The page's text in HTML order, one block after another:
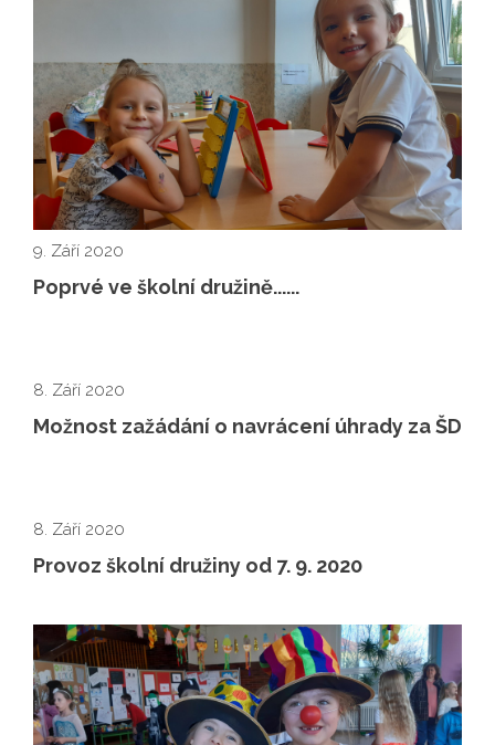
9. Září 2020
Poprvé ve školní družině......
8. Září 2020
Možnost zažádání o navrácení úhrady za ŠD
8. Září 2020
Provoz školní družiny od 7. 9. 2020